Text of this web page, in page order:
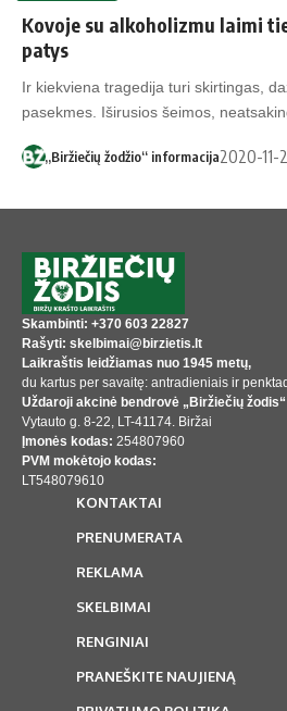
Kovoje su alkoholizmu laimi
patys
Ir kiekviena tragedija turi skirtingas,
pasekmes. Iširusios šeimos,
„Biržiečių žodžio“ informacija2020-11-
Skambinti: +370 603 22827
Rašyti: skelbimai@birzietis.lt
Laikraštis leidžiamas nuo 1945 metų,
du kartus per savaitę: antradieniais ir
Uždaroji akcinė bendrovė „Biržiečių žodis“
Vytauto g. 8-22, LT-41174. Biržai
Įmonės kodas: 254807960
PVM mokėtojo kodas:
LT548079610
KONTAKTAI
PRENUMERATA
REKLAMA
SKELBIMAI
RENGINIAI
PRANEŠKITE NAUJIENĄ